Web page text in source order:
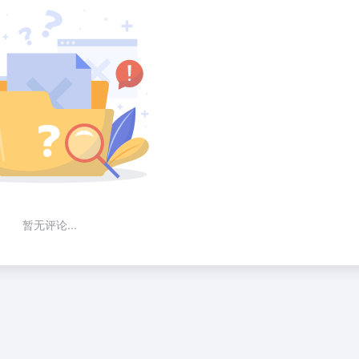
暂无评论...